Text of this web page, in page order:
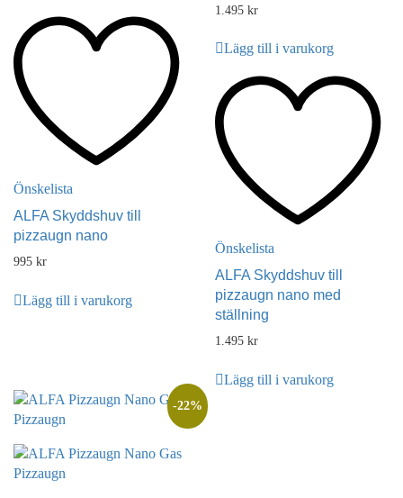
Önskelista
ALFA Skyddshuv till
pizzaugn nano
995 kr
Lägg till i varukorg
1.495 kr
Lägg till i varukorg
Önskelista
ALFA Skyddshuv till
pizzaugn nano med
ställning
1.495 kr
Lägg till i varukorg
-22%